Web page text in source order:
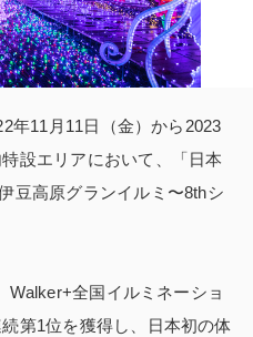
年11月11日（金）から2023
設エリアにおいて、「日本
豆高原グランイルミ〜8thシ
Walker+全国イルミネーショ
第1位を獲得し、日本初の体